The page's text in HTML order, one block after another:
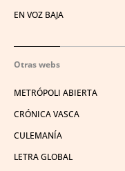
EN VOZ BAJA
Otras webs
METRÓPOLI ABIERTA
CRÓNICA VASCA
CULEMANÍA
LETRA GLOBAL